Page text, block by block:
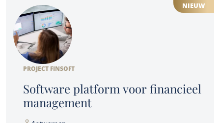
PROJECT FINSOFT
Software platform voor financieel
management
NIEUW